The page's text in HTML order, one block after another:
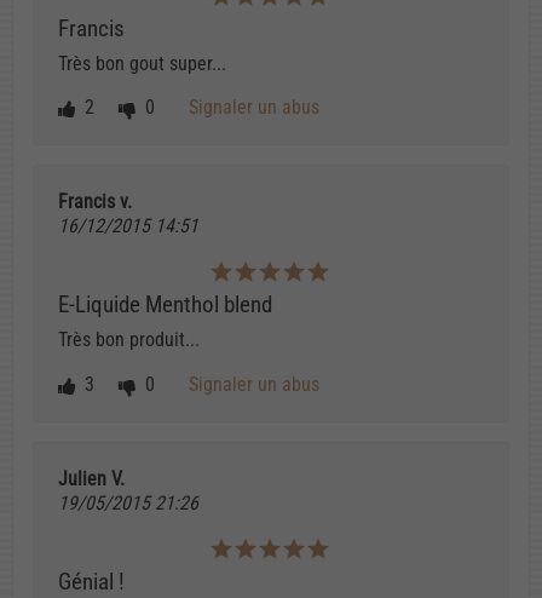
Francis
Très bon gout super...
2
0 Signaler un abus
Francis v.
16/12/2015 14:51
E-Liquide Menthol blend
Très bon produit...
3
0 Signaler un abus
Julien V.
19/05/2015 21:26
Génial !